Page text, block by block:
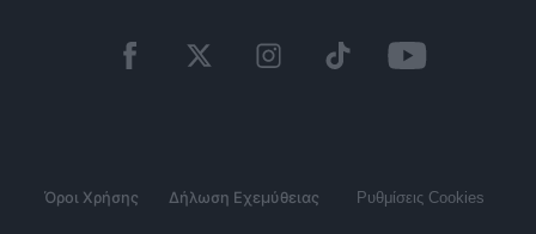
Όροι Χρήσης Δήλωση Εχεμύθειας Ρυθμίσεις Cookies